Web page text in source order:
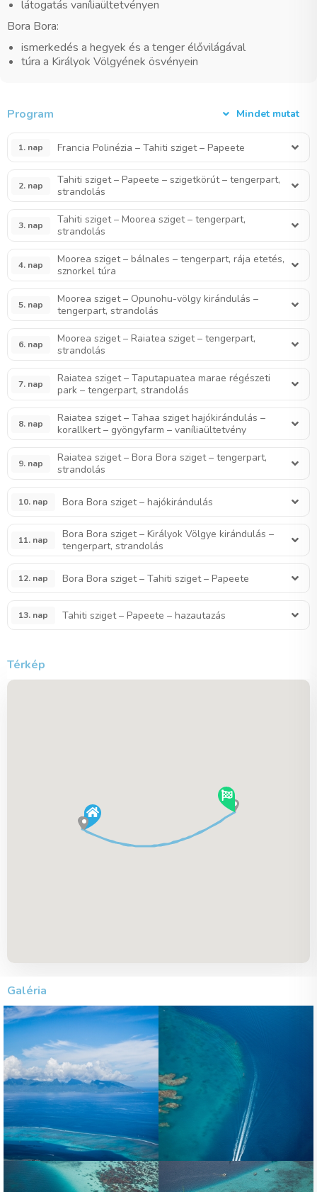
látogatás vaníliaültetvényen
Bora Bora:
ismerkedés a hegyek és a tenger élővilágával
túra a Királyok Völgyének ösvényein
Program Mindet mutat
1. nap Francia Polinézia – Tahiti sziget – Papeete
2. nap
Tahiti sziget – Papeete – szigetkörút – tengerpart,
strandolás
3. nap
Tahiti sziget – Moorea sziget – tengerpart,
strandolás
4. nap
Moorea sziget – bálnales – tengerpart, rája etetés,
sznorkel túra
5. nap
Moorea sziget – Opunohu-völgy kirándulás –
tengerpart, strandolás
6. nap
Moorea sziget – Raiatea sziget – tengerpart,
strandolás
7. nap
Raiatea sziget – Taputapuatea marae régészeti
park – tengerpart, strandolás
8. nap
Raiatea sziget – Tahaa sziget hajókirándulás –
korallkert – gyöngyfarm – vaníliaültetvény
9. nap
Raiatea sziget – Bora Bora sziget – tengerpart,
strandolás
10. nap Bora Bora sziget – hajókirándulás
11. nap
Bora Bora sziget – Királyok Völgye kirándulás –
tengerpart, strandolás
12. nap Bora Bora sziget – Tahiti sziget – Papeete
13. nap Tahiti sziget – Papeete – hazautazás
Térkép
Galéria